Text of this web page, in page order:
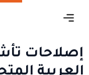
إصلاحات